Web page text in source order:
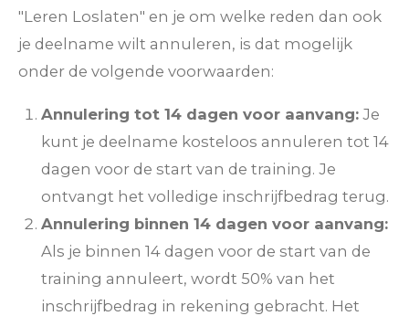
"Leren Loslaten" en je om welke reden dan ook
je deelname wilt annuleren, is dat mogelijk
onder de volgende voorwaarden:
Annulering tot 14 dagen voor aanvang: Je
kunt je deelname kosteloos annuleren tot 14
dagen voor de start van de training. Je
ontvangt het volledige inschrijfbedrag terug.
Annulering binnen 14 dagen voor aanvang:
Als je binnen 14 dagen voor de start van de
training annuleert, wordt 50% van het
inschrijfbedrag in rekening gebracht. Het